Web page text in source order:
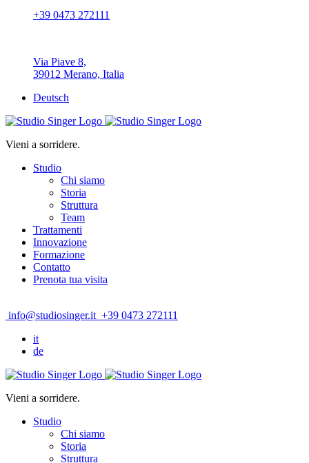
+39 0473 272111
Via Piave 8,
39012 Merano, Italia
Deutsch
Vieni a sorridere.
Studio
Chi siamo
Storia
Struttura
Team
Trattamenti
Innovazione
Formazione
Contatto
Prenota tua visita
info@studiosinger.it +39 0473 272111
it
de
Vieni a sorridere.
Studio
Chi siamo
Storia
Struttura